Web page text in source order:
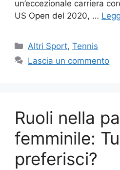
un’eccezionale carriera
US Open del 2020, …
Altri Sport,Tennis
Lascia un commento
Ruoli nella
femminile:
preferisci?